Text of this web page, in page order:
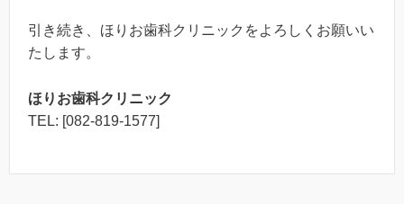
引き続き、ほりお歯科クリニックをよろしくお願いい
たします。
ほりお歯科クリニック
TEL: [082-819-1577]